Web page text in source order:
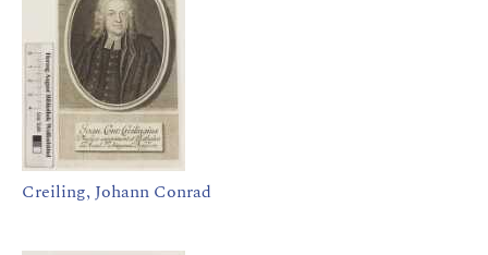
Creiling, Johann Conrad